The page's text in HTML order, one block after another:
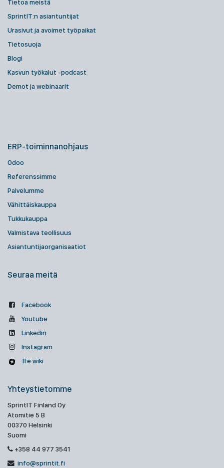
Tietoa meistä
SprintIT:n asiantuntijat
Urasivut ja avoimet työpaikat
Tietosuoja
Blogi
Kasvun työkalut -podcast
Demot ja webinaarit
ERP-toiminnanohjaus
Odoo
Referenssimme
Palvelumme
Vähittäiskauppa
Tukkukauppa
Valmistava teollisuus
Asiantuntijaorganisaatiot
Seuraa meitä
Facebook
Youtube
Linkedin
Instagram
Ite wiki
Yhteystietomme
SprintIT Finland Oy
Atomitie 5 B
00370 Helsinki
Suomi
+358 44 977 3541
info@sprintit.fi